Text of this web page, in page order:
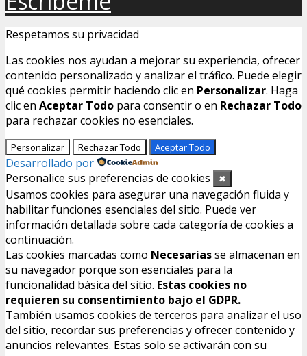
Respetamos su privacidad
Las cookies nos ayudan a mejorar su experiencia, ofrecer
contenido personalizado y analizar el tráfico. Puede elegir
qué cookies permitir haciendo clic en Personalizar. Haga
clic en Aceptar Todo para consentir o en Rechazar Todo
para rechazar cookies no esenciales.
Personalizar Rechazar Todo Aceptar Todo
Desarrollado por
Personalice sus preferencias de cookies
✖
Usamos cookies para asegurar una navegación fluida y
habilitar funciones esenciales del sitio. Puede ver
información detallada sobre cada categoría de cookies a
continuación.
Las cookies marcadas como Necesariasse almacenan en
su navegador porque son esenciales para la
funcionalidad básica del sitio. Estas cookies no
requieren su consentimiento bajo el GDPR.
También usamos cookies de terceros para analizar el uso
del sitio, recordar sus preferencias y ofrecer contenido y
anuncios relevantes. Estas solo se activarán con su